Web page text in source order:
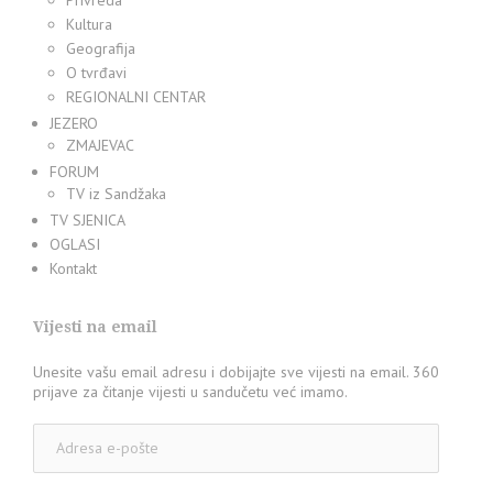
Kultura
Geografija
O tvrđavi
REGIONALNI CENTAR
JEZERO
ZMAJEVAC
FORUM
TV iz Sandžaka
TV SJENICA
OGLASI
Kontakt
Vijesti na email
Unesite vašu email adresu i dobijajte sve vijesti na email. 360
prijave za čitanje vijesti u sandučetu već imamo.
pošte